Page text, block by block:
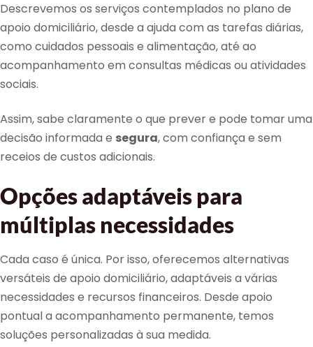
Descrevemos os serviços contemplados no plano de
apoio domiciliário, desde a ajuda com as tarefas diárias,
como cuidados pessoais e alimentação, até ao
acompanhamento em consultas médicas ou atividades
sociais.
Assim, sabe claramente o que prever e pode tomar uma
decisão informada e segura, com confiança e sem
receios de custos adicionais.
Opções adaptáveis para
múltiplas necessidades
Cada caso é única. Por isso, oferecemos alternativas
versáteis de apoio domiciliário, adaptáveis a várias
necessidades e recursos financeiros. Desde apoio
pontual a acompanhamento permanente, temos
soluções personalizadas à sua medida.